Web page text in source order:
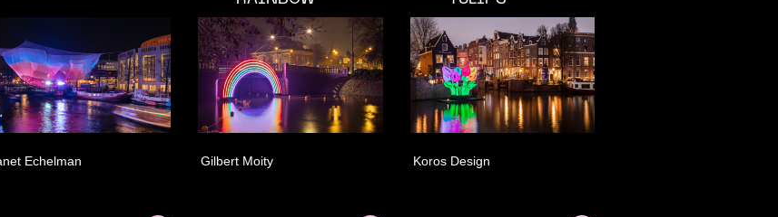
LICHTKUNST
Alle edities
Open Call
OVERIG
Steun ons
Organisatie
Echelman Gilbert Moity Koros Design